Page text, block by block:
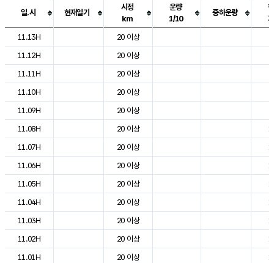
도시별 기상실황표로 지점, 날씨, 기온, 강수, 바람, 기압등을 안내한 표입
일.시 현재일기
시정
km
운량
1/10
중하운량
11.13H
20 이상
11.12H
20 이상
11.11H
20 이상
11.10H
20 이상
11.09H
20 이상
11.08H
20 이상
11.07H
20 이상
11.06H
20 이상
11.05H
20 이상
11.04H
20 이상
11.03H
20 이상
11.02H
20 이상
11.01H
20 이상